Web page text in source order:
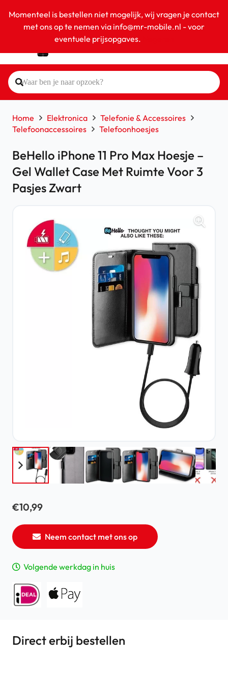
Momenteel is bestellen niet mogelijk, wij vragen je contact
met ons op te nemen via info@mr-mobile.nl - voor
eventuele prijsopgaves.
Home Elektronica
Telefonie & Accessoires
Telefoonaccessoires
Telefoonhoesjes
BeHello iPhone 11 Pro Max Hoesje –
Gel Wallet Case Met Ruimte Voor 3
Pasjes Zwart
€10,99
Neem contact met ons op
Volgende werkdag in huis
Direct erbij bestellen